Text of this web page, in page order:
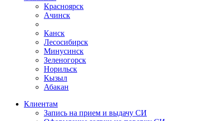
Красноярск
Ачинск
Канск
Лесосибирск
Минусинск
Зеленогорск
Норильск
Кызыл
Абакан
Клиентам
Запись на прием и выдачу СИ